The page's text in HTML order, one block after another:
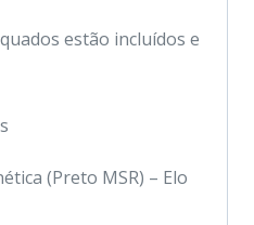
estão incluídos e
(Preto MSR) – Elo